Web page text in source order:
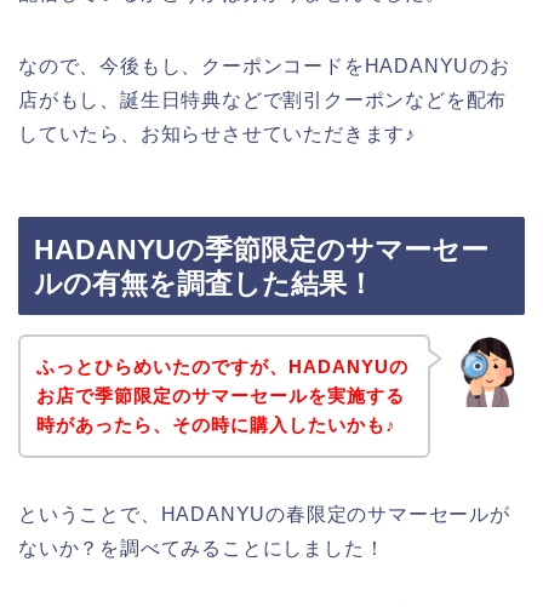
なので、今後もし、クーポンコードをHADANYUのお
店がもし、誕生日特典などで割引クーポンなどを配布
していたら、お知らせさせていただきます♪
HADANYUの季節限定のサマーセー
ルの有無を調査した結果！
ふっとひらめいたのですが、HADANYUの
お店で季節限定のサマーセールを実施する
時があったら、その時に購入したいかも♪
ということで、HADANYUの春限定のサマーセールが
ないか？を調べてみることにしました！